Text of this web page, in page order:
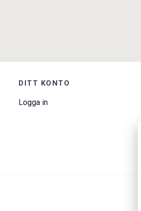
DITT KONTO
Logga in